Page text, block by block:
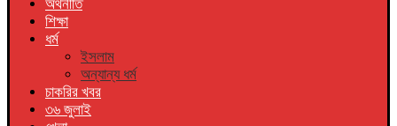
অর্থনীতি
শিক্ষা
ধর্ম
ইসলাম
অন্যান্য ধর্ম
চাকরির খবর
৩৬ জুলাই